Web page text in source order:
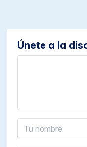
Únete a la